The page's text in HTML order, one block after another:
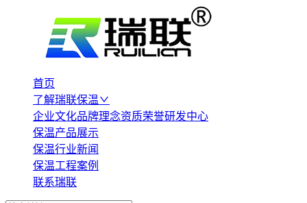
首页
了解瑞联保温
企业文化品牌理念资质荣誉研发中心
保温产品展示
保温行业新闻
保温工程案例
联系瑞联